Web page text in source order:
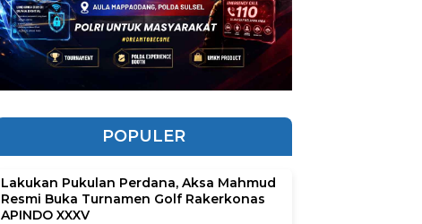
POPULER
Lakukan Pukulan Perdana, Aksa Mahmud
Resmi Buka Turnamen Golf Rakerkonas
APINDO XXXV